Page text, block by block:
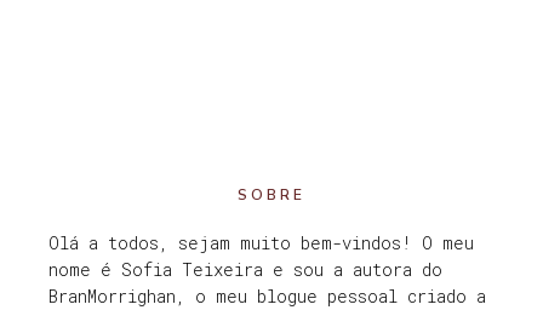
SOBRE
Olá a todos, sejam muito bem-vindos! O meu
nome é Sofia Teixeira e sou a autora do
BranMorrighan, o meu blogue pessoal criado a